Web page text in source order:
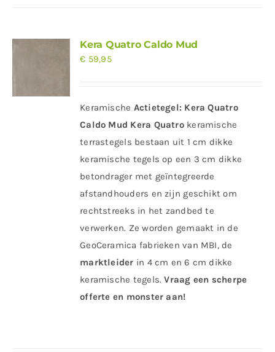
Kera Quatro Caldo Mud
€ 59,95
Keramische Actietegel: Kera Quatro
Caldo Mud Kera Quatrokeramische
terrastegels bestaan uit 1 cm dikke
keramische tegels op een 3 cm dikke
betondrager met geïntegreerde
afstandhouders en zijn geschikt om
rechtstreeks in het zandbed te
verwerken. Ze worden gemaakt in de
GeoCeramica fabrieken van MBI, de
marktleider in 4 cm en 6 cm dikke
keramische tegels.Vraag een scherpe
offerte en monster aan!